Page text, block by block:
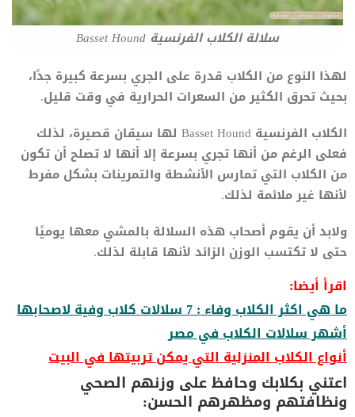
سلالة الكلاب الفرنسية Basset Hound
لهذا النوع من الكلاب قدرة على الجري بسرعة كبيرة جدًا،
بحيث تحرق الكثير من السعرات الحرارية في وقت قليل.
الكلاب الفرنسية Basset Hound لها سيقان قصيرة، لذلك
فعلى الرغم من أنها تجري بسرعة إلا أنها لا تصلح أن تكون
من الكلاب التي تمارس الأنشطة والتمرينات بشكل مفرط
لأنها غير ملائمة لذلك.
ولابد أن يقوم أصحاب هذه السلالة بالمشي معها يوميًا
حتى لا تكتسب الوزن الزائد لأنها قابلة لذلك.
اقرأ أيضا:
ما هي اكثر الكلاب وفاء : 7 سلالات كلاب وفية لاصحابها
أشهر سلالات الكلاب في مصر
أنواع الكلاب المنزلية التي يمكن تربيتها في البيت
اعتني بكلابك وحافظ على وزنهم الصحي
ونظافتهم ومظهرهم الحسن: